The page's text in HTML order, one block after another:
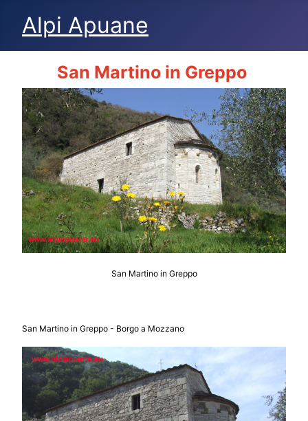
Alpi Apuane
San Martino in Greppo
San Martino in Greppo
San Martino in Greppo - Borgo a Mozzano